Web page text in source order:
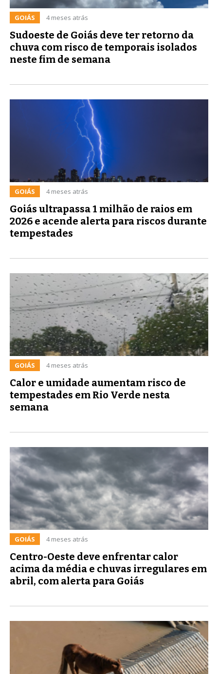
GOIÁS 4 meses atrás
Sudoeste de Goiás deve ter retorno da
chuva com risco de temporais isolados
neste fim de semana
GOIÁS 4 meses atrás
Goiás ultrapassa 1 milhão de raios em
2026 e acende alerta para riscos durante
tempestades
GOIÁS 4 meses atrás
Calor e umidade aumentam risco de
tempestades em Rio Verde nesta
semana
GOIÁS 4 meses atrás
Centro-Oeste deve enfrentar calor
acima da média e chuvas irregulares em
abril, com alerta para Goiás